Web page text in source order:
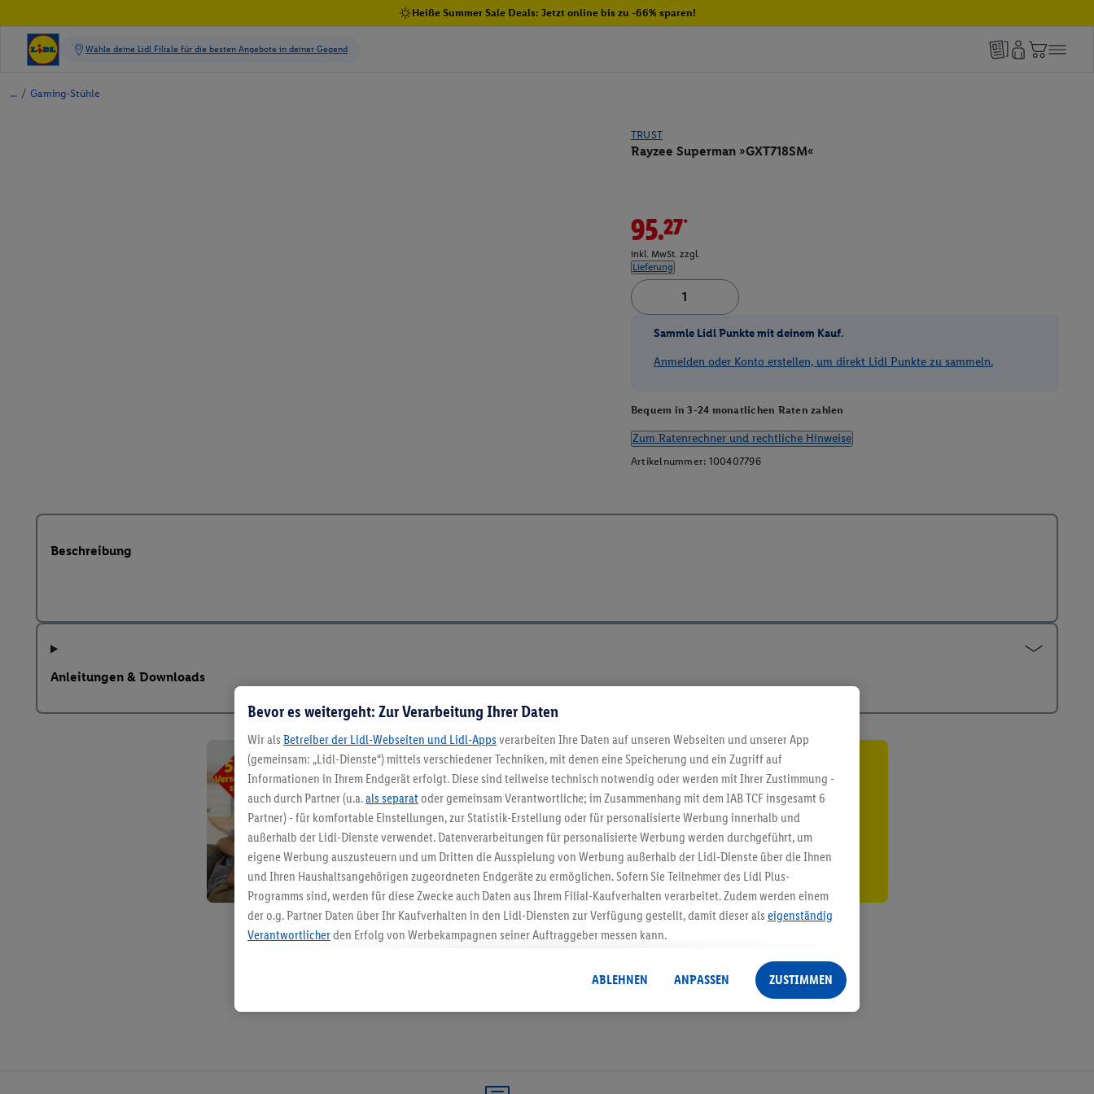
Heiße Summer Sale Deals: Jetzt online bis zu -66% sparen!
/ Gaming-Stühle
TRUST
Rayzee Superman »GXT718SM«
95.27*
inkl. MwSt. zzgl.
Lieferung
Sammle Lidl Punkte mit deinem Kauf.
Anmelden oder Konto erstellen, um direkt Lidl Punkte zu sammeln.
Bequem in 3-24 monatlichen Raten zahlen
Zum Ratenrechner und rechtliche Hinweise
Artikelnummer: 100407796
Beschreibung
Anleitungen & Downloads
5.95 € Versand sparen³²ᵃ
Jetzt zum Newsletter anmelden
Gutschein sichern!
Bevor es weitergeht: Zur Verarbeitung Ihrer Daten
Wir als Betreiber der Lidl-Webseiten und Lidl-Apps verarbeiten Ihre Daten auf unseren Webseiten und unserer App
(gemeinsam: „Lidl-Dienste“) mittels verschiedener Techniken, mit denen eine Speicherung und ein Zugriff auf
Informationen in Ihrem Endgerät erfolgt. Diese sind teilweise technisch notwendig oder werden mit Ihrer Zustimmung -
auch durch Partner (u.a.als separat oder gemeinsam Verantwortliche; im Zusammenhang mit dem IAB TCF insgesamt 6
Partner) - für komfortable Einstellungen, zur Statistik-Erstellung oder für personalisierte Werbung innerhalb und
außerhalb der Lidl-Dienste verwendet. Datenverarbeitungen für personalisierte Werbung werden durchgeführt, um
eigene Werbung auszusteuern und um Dritten die Ausspielung von Werbung außerhalb der Lidl-Dienste über die Ihnen
und Ihren Haushaltsangehörigen zugeordneten Endgeräte zu ermöglichen. Sofern Sie Teilnehmer des Lidl Plus-
Programms sind, werden für diese Zwecke auch Daten aus Ihrem Filial-Kaufverhalten verarbeitet. Zudem werden einem
der o.g. Partner Daten über Ihr Kaufverhalten in den Lidl-Diensten zur Verfügung gestellt, damit dieser als eigenständig
Verantwortlicherden Erfolg von Werbekampagnen seiner Auftraggeber messen kann.
angereicherten Profilen. Dies umfasst die Zusammenführung von Daten (z.B. über Ihre Nutzung der Lidl-Dienste, Ihr
Kaufverhalten in den Lidl-Diensten, Informationen aus Ihrem Kundenkonto - z.B. Alter oder Geschlecht - sowie Ihre
genauen Standortdaten) auch über verschiedene Endgeräte und Lidl-Dienste hinweg einschließlich dem Speichern von
ABLEHNEN ANPASSEN ZUSTIMMEN